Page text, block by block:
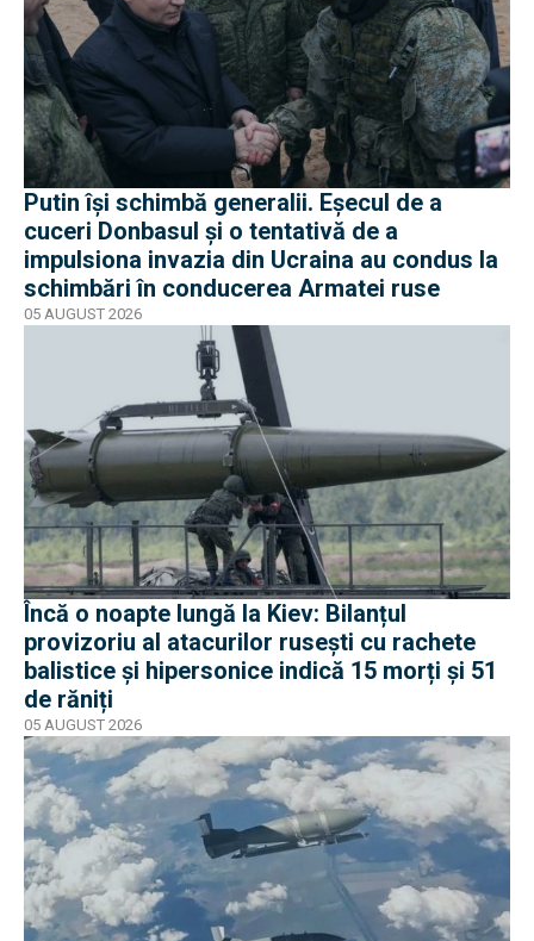
Putin își schimbă generalii. Eșecul de a
cuceri Donbasul și o tentativă de a
impulsiona invazia din Ucraina au condus la
schimbări în conducerea Armatei ruse
05 AUGUST 2026
Încă o noapte lungă la Kiev: Bilanțul
provizoriu al atacurilor rusești cu rachete
balistice și hipersonice indică 15 morți și 51
de răniți
05 AUGUST 2026